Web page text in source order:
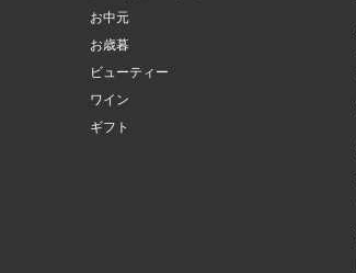
お中元
お歳暮
ビューティー
ワイン
ギフト